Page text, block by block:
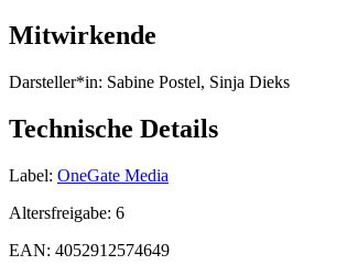
Mitwirkende
Darsteller*in: Sabine Postel, Sinja Dieks
Technische Details
Label: OneGate Media
Altersfreigabe: 6
EAN: 4052912574649